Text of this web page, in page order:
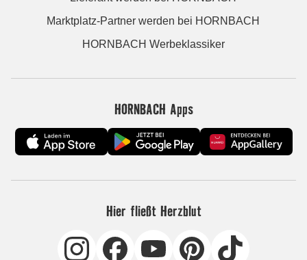
Marktplatz-Partner werden bei HORNBACH
HORNBACH Werbeklassiker
HORNBACH Apps
Hier fließt Herzblut